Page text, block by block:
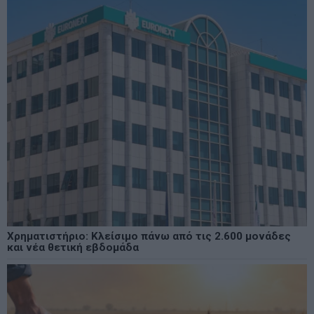
Χρηματιστήριο: Κλείσιμο πάνω από τις 2.600 μονάδες
και νέα θετική εβδομάδα